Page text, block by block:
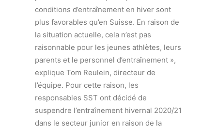
conditions d’entraînement en hiver sont
plus favorables qu’en Suisse. En raison de
la situation actuelle, cela n’est pas
raisonnable pour les jeunes athlètes, leurs
parents et le personnel d’entraînement »,
explique Tom Reulein, directeur de
l’équipe. Pour cette raison, les
responsables SST ont décidé de
suspendre l’entraînement hivernal 2020/21
dans le secteur junior en raison de la